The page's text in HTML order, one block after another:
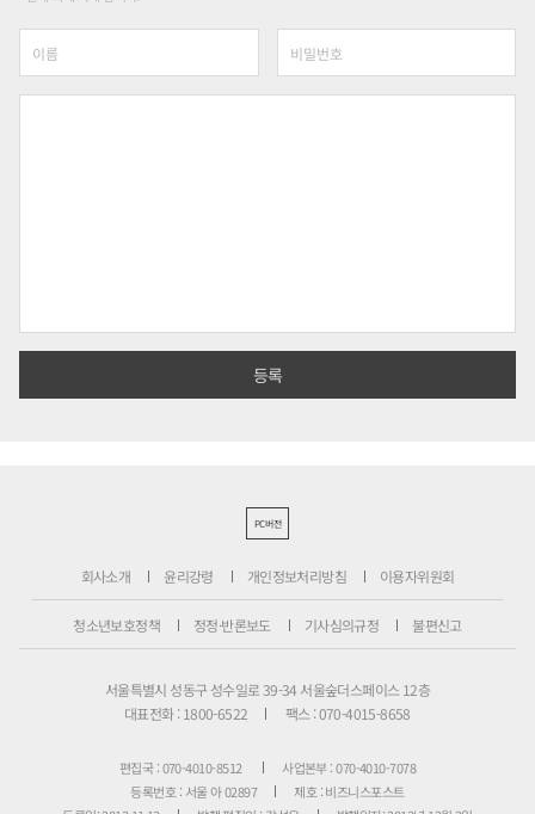
PC버전
회사소개 윤리강령 개인정보처리방침 이용자위원회
청소년보호정책 정정·반론보도 기사심의규정 불편신고
서울특별시 성동구 성수일로 39-34 서울숲더스페이스 12층
대표전화 : 1800-6522
팩스 : 070-4015-8658
편집국 : 070-4010-8512
사업본부 : 070-4010-7078
등록번호 : 서울 아 02897
제호 : 비즈니스포스트